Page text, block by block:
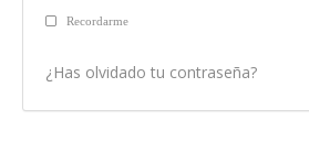
Recordarme
¿Has olvidado tu contraseña?